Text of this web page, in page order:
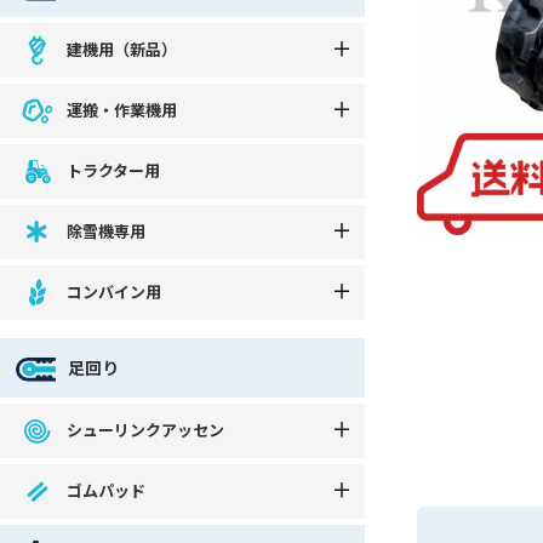
建機用（新品）
運搬・作業機用
トラクター用
除雪機専用
コンバイン用
足回り
シューリンクアッセン
ゴムパッド